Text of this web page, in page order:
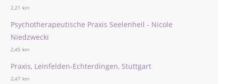
2,21 km
Psychotherapeutische Praxis Seelenheil - Nicole
Niedzwecki
2,45 km
Praxis, Leinfelden-Echterdingen, Stuttgart
2,47 km